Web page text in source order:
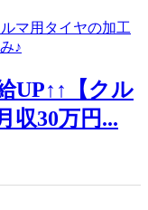
UP↑↑【クル
収30万円...